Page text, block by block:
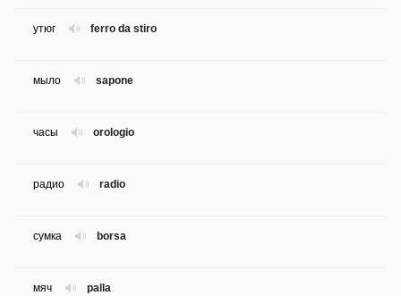
ferro da stiro
утюг
sapone
мыло
orologio
часы
radio
радио
borsa
сумка
palla
мяч